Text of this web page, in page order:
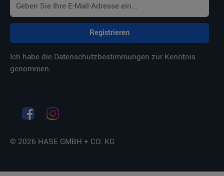
Registrieren
Ich habe die Datenschutzbestimmungen zur Kenntnis
genommen.
© 2026 HASE GMBH + CO. KG